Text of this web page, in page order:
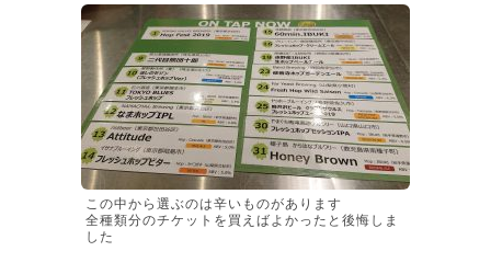
この中から選ぶのは辛いものがあります
全種類分のチケットを買えばよかったと後悔しま
した